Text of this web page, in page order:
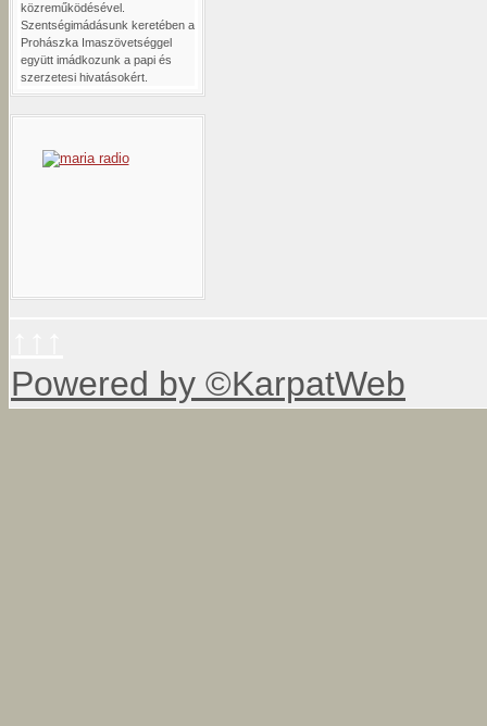
közreműködésével.
Szentségimádásunk keretében a
Prohászka Imaszövetséggel
együtt imádkozunk a papi és
szerzetesi hivatásokért.
Powered by ©KarpatWeb